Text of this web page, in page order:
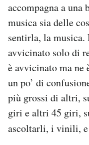
accompagna a una
musica sia delle
sentirla, la musica.
avvicinato solo di
è avvicinato ma
un po’ di
più grossi di altri,
giri e altri 45 giri,
ascoltarli, i vinili,